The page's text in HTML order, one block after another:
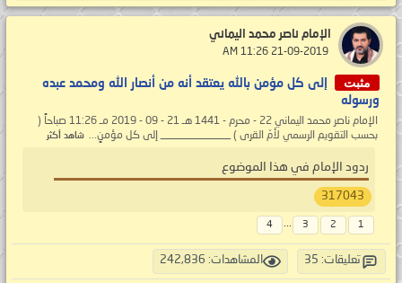
الإمام ناصر محمد اليماني
مثبت
إلى كل مؤمن بالله يعتقد أنه من أنصار الله ومحمد عبده
ورسوله
الإمام ناصر محمد اليماني 22 - محرم - 1441 هـ 21 - 09 - 2019 مـ 11:26 صباحاً (
بحسب التقويم الرسمي لأمّ القرى ) _____________ إلى كل مؤمنٍ... شاهد أكثر
ردود الإمام في هذا الموضوع
317043
1
2
3
...
4
تعليقات: 35 المشاهدات: 242,836